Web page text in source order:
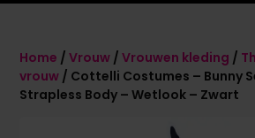
Home /Vrouw /Vrouwen kleding /
vrouw / Cottelli Costumes – Bunny
Strapless Body – Wetlook – Zwart